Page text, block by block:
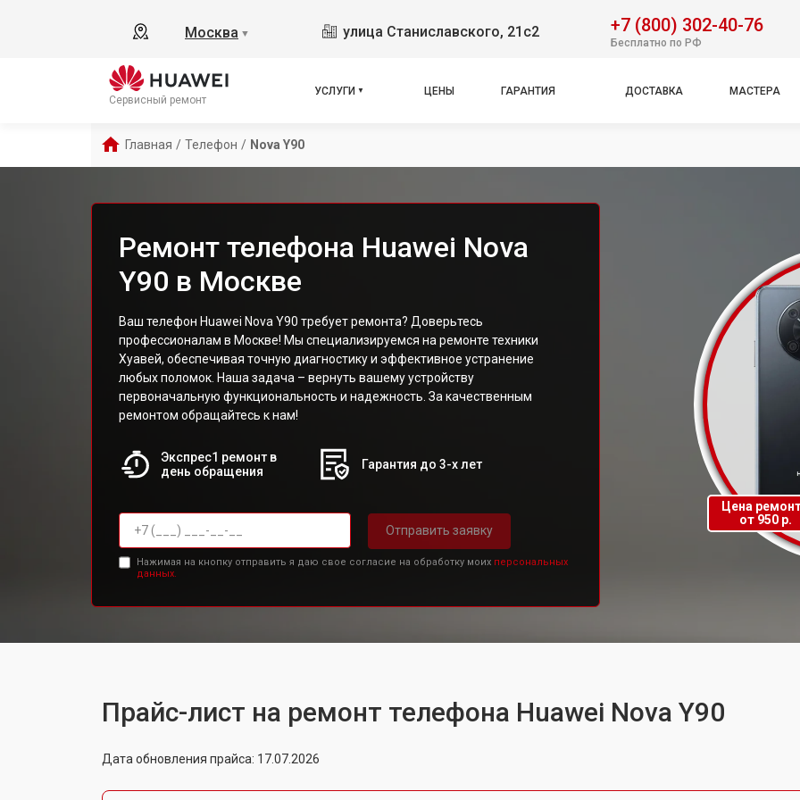
Москва ▼ улица Станиславского, 21с2 +7 (800) 302-40-76
Бесплатно по РФ
Сервисный ремонт
УСЛУГИ ЦЕНЫ ГАРАНТИЯ ДОСТАВКА МАСТЕРА
Главная / Телефон / Nova Y90
Ремонт телефона Huawei Nova
Y90 в Москве
Ваш телефон Huawei Nova Y90 требует ремонта? Доверьтесь
профессионалам в Москве! Мы специализируемся на ремонте техники
Хуавей, обеспечивая точную диагностику и эффективное устранение
любых поломок. Наша задача – вернуть вашему устройству
первоначальную функциональность и надежность. За качественным
ремонтом обращайтесь к нам!
Экспрес1 ремонт в
день обращения
Гарантия до 3-х лет
Отправить заявку
Нажимая на кнопку отправить я даю свое согласие на обработку моих персональных
данных.
Цена
от 950 р.
Прайс-лист на ремонт телефона Huawei Nova Y90
Дата обновления прайса: 17.07.2026